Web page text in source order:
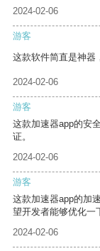
2024-02-06
游客
这款软件简直是神器
2024-02-06
游客
这款加速器app的安
证。
2024-02-06
游客
这款加速器app的加
望开发者能够优化一
2024-02-06